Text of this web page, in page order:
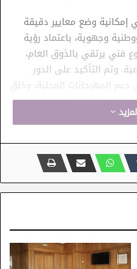
وضع معايير دقيقة
وجهوية، باعتماد رؤية
فني يرتقي بالذوق العام،
وتم التأكيد على الدور
المهرجانات المحلية، وخلق
مختلف التظاهرات.
التظاهرات الثقافية الصيفية،
مع خصوصياتها وتسهم في
تعزيز الحوكمة من خلال
الدعم العمومي بما
إلى جانب إطلاق حملات